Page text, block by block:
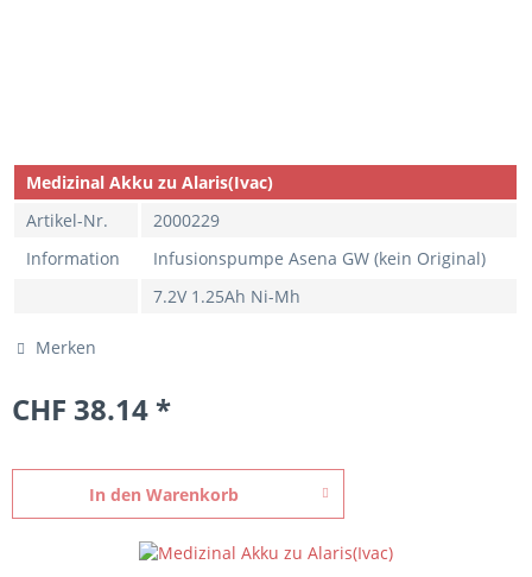
Medizinal Akku zu Alaris(Ivac)
Artikel-Nr.
2000229
Information
Infusionspumpe Asena GW (kein Original)
7.2V 1.25Ah Ni-Mh
Merken
CHF 38.14 *
In den Warenkorb